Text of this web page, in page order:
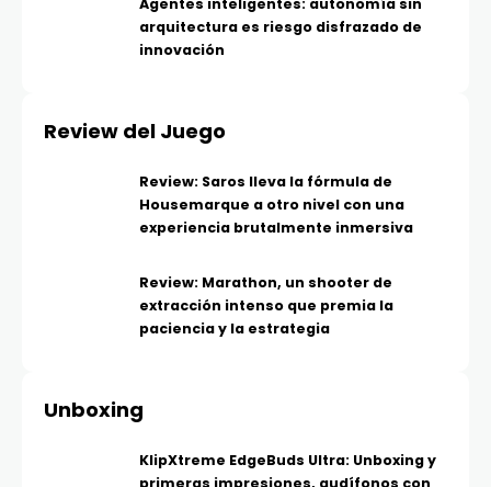
arquitectura es riesgo disfrazado de
innovación
Review del Juego
Review: Saros lleva la fórmula de
Housemarque a otro nivel con una
experiencia brutalmente inmersiva
Review: Marathon, un shooter de
extracción intenso que premia la
paciencia y la estrategia
Unboxing
KlipXtreme EdgeBuds Ultra: Unboxing y
primeras impresiones, audífonos con